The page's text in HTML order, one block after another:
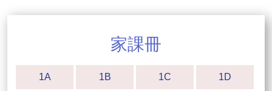
家課冊
1A 1B 1C 1D